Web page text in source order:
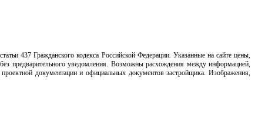
437 Гражданского кодекса Российской Федерации. Указанные на сайте цены,
предварительного уведомления. Возможны расхождения между информацией,
документации и официальных документов застройщика. Изображения,